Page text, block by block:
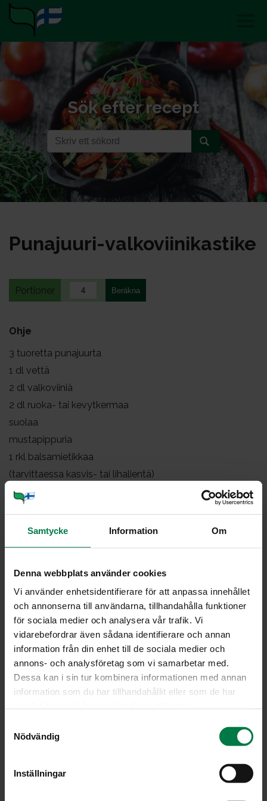
Samtycke Information Om
Denna webbplats använder cookies
Vi använder enhetsidentifierare för att anpassa innehållet
och annonserna till användarna, tillhandahålla funktioner
för sociala medier och analysera vår trafik. Vi
vidarebefordrar även sådana identifierare och annan
information från din enhet till de sociala medier och
annons- och analysföretag som vi samarbetar med.
Dessa kan i sin tur kombinera informationen med annan
information som du har tillhandahållit eller som de har
Nödvändig
Inställningar
Sök efter recept
Pu­na­juu­ri-val­ko­vii­ni­kas­ti­ke
Portioner
Ohje
3 tuoretta punajuurta
1 dl vettä
2 dl valkoviiniä
2 dl ruoka- tai kevytkermaa
suolaa
mustapippuria
1 rkl balsamietikkaa
(tarvittaessa kasvis- tai lihalientä)
Kuori ja leikkaa punajuuret kuutioiksi.
Mittaa vesi ja valkoviini kattilaan. Lisää punajuuret.
Keitä kypsiksi. Peitä kannella, jos neste haihtuu liikaa.
sauvasekoittimella tai monitoimikoneen teholeikkurilla.
Siivilöi kastike niin saat tasaisemman lopputuloksen.
Siirrä kastike takaisin kattilaan. Lisää kerma ja anna
kiehahtaa. Mausta suolalla, pippurilla ja balsamietikalla.
Tarkista maku.
Keitä kastiketta kasaan, jos kastike on liian löysää ja
vastaavasti lisää hieman kasvis- tai lihalientä, jos
kastike on liian paksua.
Tarjoa esimerkiksi porsaankyljysten, pihvien tai
broilerileikkeiden kanssa.
Ohje: Kotimaiset Kasvikset ry.